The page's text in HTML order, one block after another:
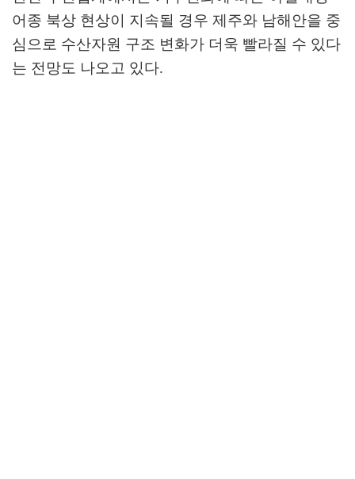
어종 북상 현상이 지속될 경우 제주와 남해안을 중
심으로 수산자원 구조 변화가 더욱 빨라질 수 있다
는 전망도 나오고 있다.